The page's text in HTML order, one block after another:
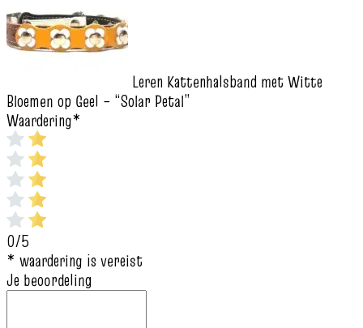
Leren Kattenhalsband met Witte
Bloemen op Geel – “Solar Petal”
Waardering*
0/5
* waardering is vereist
Je beoordeling